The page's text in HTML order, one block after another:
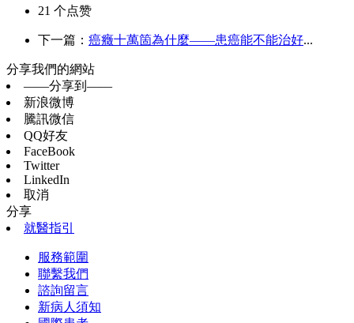
21 个点赞
下一篇： 癌癥十萬箇為什麼——患癌能不能治好...
分享我們的網站
——分享到——
新浪微博
騰訊微信
QQ好友
FaceBook
Twitter
LinkedIn
取消
分享
就醫指引
服務範圍
聯繫我們
諮詢留言
新病人須知